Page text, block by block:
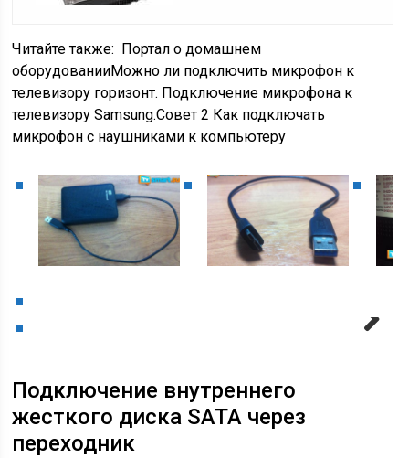
Читайте также:
Портал о домашнем
оборудованииМожно ли подключить микрофон к
телевизору горизонт. Подключение микрофона к
телевизору Samsung.Совет 2 Как подключать
микрофон с наушниками к компьютеру
Подключение внутреннего
жесткого диска SATA через
переходник